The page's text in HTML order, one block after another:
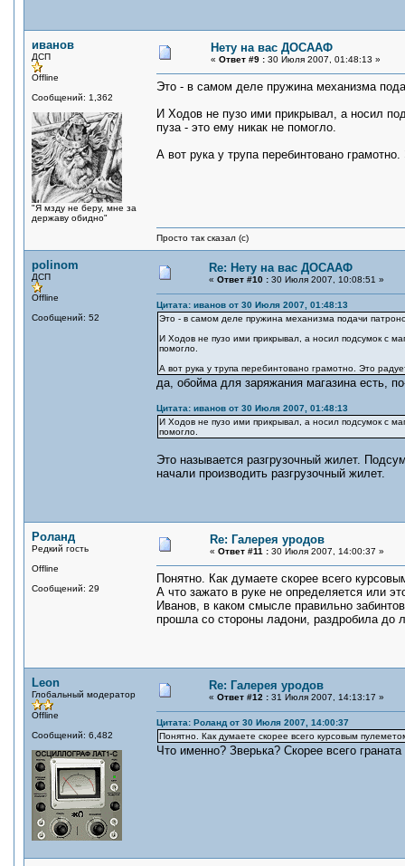
иванов
ДСП
Offline
Сообщений: 1,362
"Я мзду не беру, мне за
державу обидно"
Нету на вас ДОСААФ
« Ответ #9 : 30 Июля 2007, 01:48:13 »
Это - в самом деле пружина механизма
И Ходов не пузо ими прикрывал, а носил
пуза - это ему никак не помогло.
А вот рука у трупа перебинтовано грамотно.
Просто так сказал (с)
polinom
ДСП
Offline
Сообщений: 52
Re: Нету на вас ДОСААФ
« Ответ #10 : 30 Июля 2007, 10:08:51 »
Цитата: иванов от 30 Июля 2007, 01:48:13
Это - в самом деле пружина механизма подачи
И Ходов не пузо ими прикрывал, а носил подсумок с
помогло.
А вот рука у трупа перебинтовано грамотно. Это
да, обойма для заряжания магазина есть,
Цитата: иванов от 30 Июля 2007, 01:48:13
И Ходов не пузо ими прикрывал, а носил подсумок с
помогло.
Это называется разгрузочный жилет.
начали производить разгрузочный жилет.
Роланд
Редкий гость
Offline
Сообщений: 29
Re: Галерея уродов
« Ответ #11 : 30 Июля 2007, 14:00:37 »
Понятно. Как думаете скорее всего
А что зажато в руке не определяется или
Иванов, в каком смысле правильно
прошла со стороны ладони, раздробила до
Leon
Глобальный модератор
Offline
Сообщений: 6,482
Re: Галерея уродов
« Ответ #12 : 31 Июля 2007, 14:13:17 »
Цитата: Роланд от 30 Июля 2007, 14:00:37
Понятно. Как думаете скорее всего курсовым
Что именно? Зверька? Скорее всего